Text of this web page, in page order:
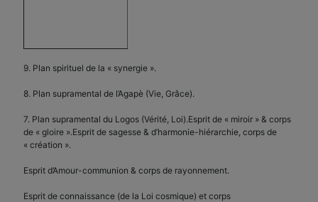
9. Plan spirituel de la « synergie ».
8. Plan supramental de l’Agapè (Vie, Grâce).
7. Plan supramental du Logos (Vérité, Loi).Esprit de « miroir » & corps
de « gloire ».Esprit de sagesse & d’harmonie-hiérarchie, corps de
« création ».
Esprit d’Amour-communion & corps de rayonnement.
Esprit de connaissance (de la Loi cosmique) et corps